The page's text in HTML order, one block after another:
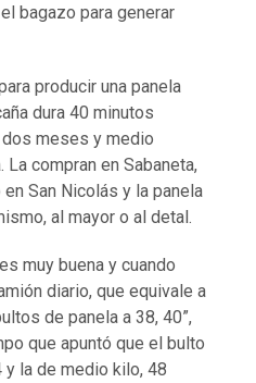
bagazo para generar
producir una panela
dura 40 minutos
meses y medio
compran en Sabaneta,
en San Nicolás y la panela
al mayor o al detal.
muy buena y cuando
diario, que equivale a
de panela a 38, 40”,
que apuntó que el bulto
la de medio kilo, 48